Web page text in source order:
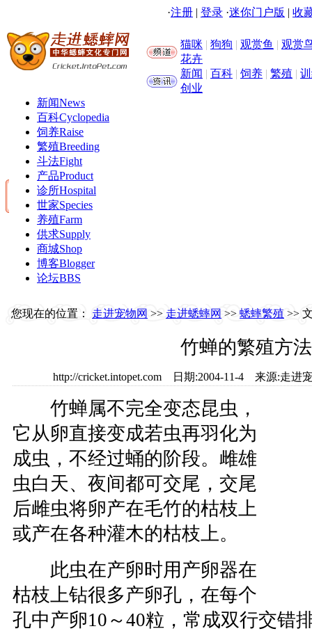
·注册 | 登录 ·迷你门户版 | 收
猫咪 | 狗狗 | 观赏鱼 | 观赏
花卉
新闻 | 百科 | 饲养 | 繁殖 |
创业
新闻News
百科Cyclopedia
饲养Raise
繁殖Breeding
斗法Fight
产品Product
诊所Hospital
世家Species
养殖Farm
供求Supply
商城Shop
博客Blogger
论坛BBS
您现在的位置： 走进宠物网 >> 走进蟋蟀网 >> 蟋蟀繁殖 >>
竹蝉的繁殖方法
http://cricket.intopet.com 日期:2004-11-4 来源:走
竹蝉属不完全变态昆虫，
它从卵直接变成若虫再羽化为
成虫，不经过蛹的阶段。雌雄
虫白天、夜间都可交尾，交尾
后雌虫将卵产在毛竹的枯枝上
或产在各种灌木的枯枝上。
此虫在产卵时用产卵器在
枯枝上钻很多产卵孔，在每个
孔中产卵10～40粒，常成双行交错